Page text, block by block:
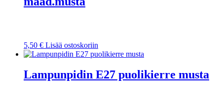
5,50 € Lisää ostoskoriin
Lampunpidin E27 puolikierre musta